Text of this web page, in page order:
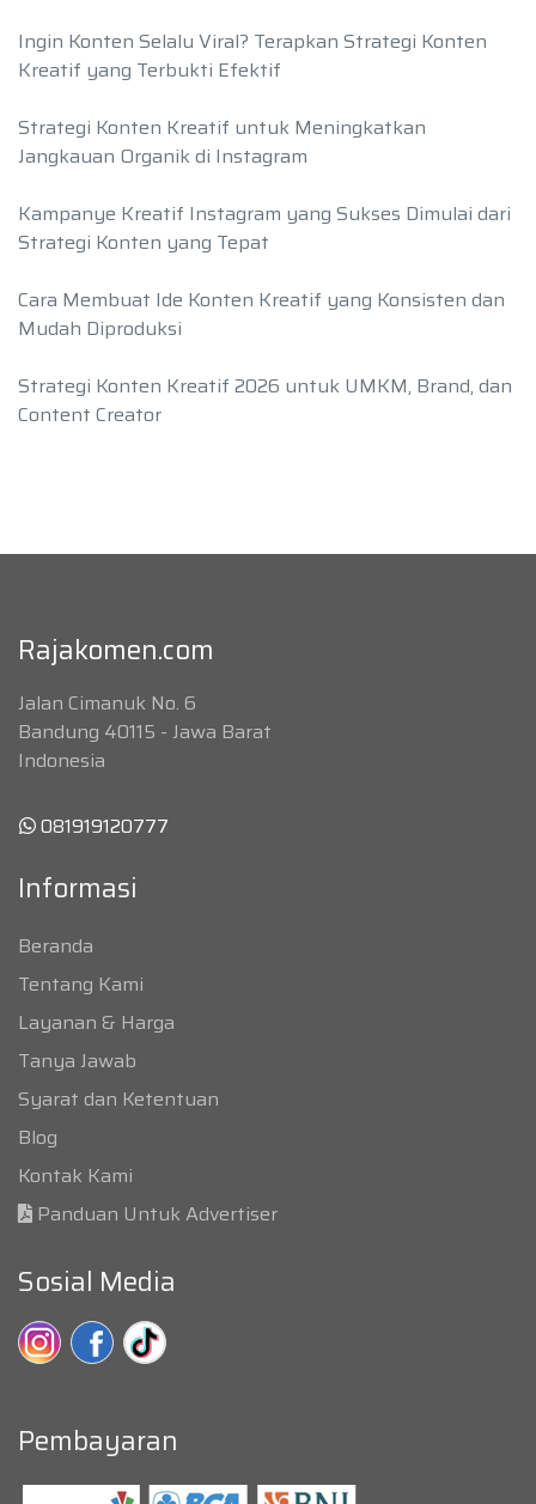
Ingin Konten Selalu Viral? Terapkan Strategi Konten
Kreatif yang Terbukti Efektif
Strategi Konten Kreatif untuk Meningkatkan
Jangkauan Organik di Instagram
Kampanye Kreatif Instagram yang Sukses Dimulai dari
Strategi Konten yang Tepat
Cara Membuat Ide Konten Kreatif yang Konsisten dan
Mudah Diproduksi
Strategi Konten Kreatif 2026 untuk UMKM, Brand, dan
Content Creator
Rajakomen.com
Jalan Cimanuk No. 6
Bandung 40115 - Jawa Barat
Indonesia
081919120777
Informasi
Beranda
Tentang Kami
Layanan & Harga
Tanya Jawab
Syarat dan Ketentuan
Blog
Kontak Kami
Panduan Untuk Advertiser
Sosial Media
Pembayaran